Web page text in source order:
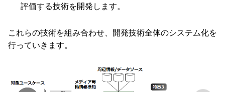
評価する技術を開発します。
これらの技術を組み合わせ、開発技術全体のシステム化を
行っていきます。